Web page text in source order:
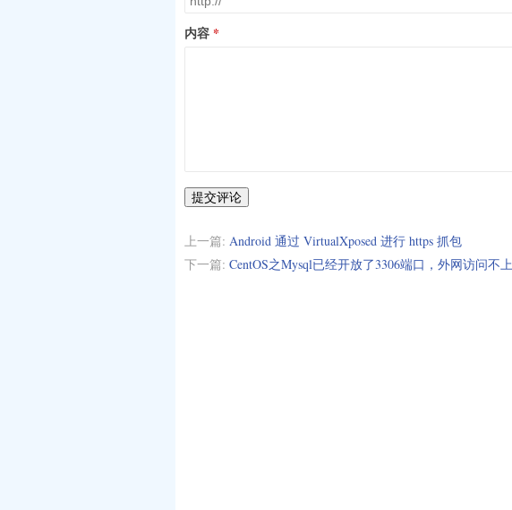
内容
提交评论
上一篇: Android 通过 VirtualXposed 进行 https 抓包
下一篇: CentOS之Mysql已经开放了3306端口，外网访问不上